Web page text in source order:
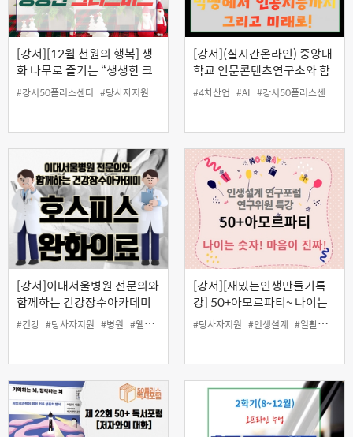
[강서][12월 천원의 행복] 생
화 나무로 즐기는 “생생한 크
리스마스”
#강서50플러스센터 #당사자지원 #여가 #일활동지원 #취미 #크리스마스 #트리
[강서](실시간온라인) 중앙대
학교 인문콘텐츠연구소와 함
께하는 인문강좌 [빅뱅에서 인
공지능까지 그리고 미래로]
#4차산업 #AI #강서50플러스센터
[강서]이대서울병원 전문의와
함께하는 건강장수아카데미
"호스피스 완화의료"
#건강 #당사자지원 #병원 #웰다잉 #이대 #인생설계 #일활동지원
[강서][재밌는인생만들기특
강] 50+아모르파티~ 나이는
숫자! 마음이 진짜!
#당사자지원 #인생설계 #일활동지원